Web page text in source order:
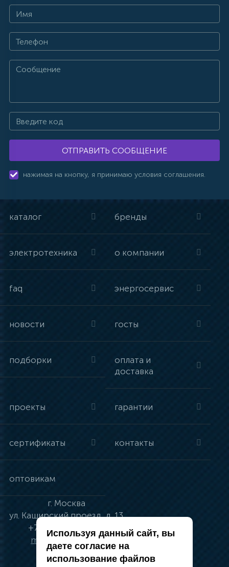
ОТПРАВИТЬ СООБЩЕНИЕ
нажимая на кнопку, я принимаю условия соглашения.
каталог бренды
электротехника о компании
faq энергосервис
новости госты
подборки
оплата и
доставка
проекты гарантии
сертификаты контакты
оптовикам
г. Москва
ул. Каширский проезд, д. 13
+7 (495) 134-41-83
moskva@vincci.ru
Используя данный сайт, вы
даете согласие на
использование файлов